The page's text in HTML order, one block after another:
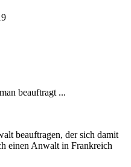
beauftragt ...
beauftragen, der sich damit
einen Anwalt in Frankreich